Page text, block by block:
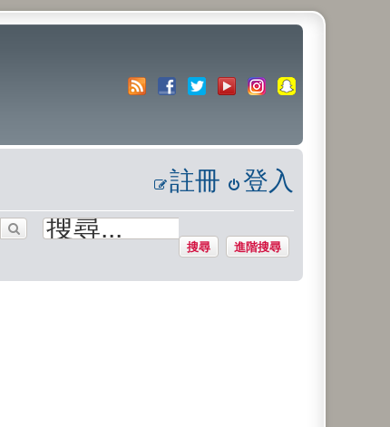
登入
註冊
搜尋 進階搜尋